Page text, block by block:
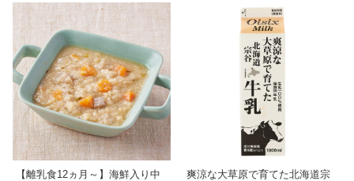
【離乳食12ヵ月～】海鮮入り中
爽涼な大草原で育てた北海道宗